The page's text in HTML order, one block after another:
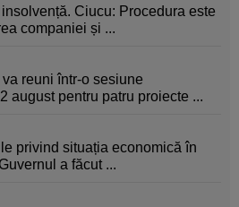
Ciucu: Procedura este
companiei și ...
reuni într-o sesiune
august pentru patru proiecte ...
privind situația economică în
a făcut ...